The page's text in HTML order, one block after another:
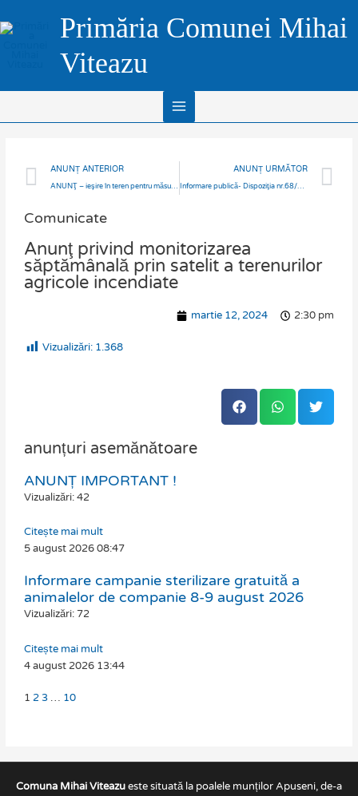
to
Primăria Comunei Mihai
Viteazu
Menu
Prev
ANUNȚ ANTERIOR
ANUNŢ – ieşire în teren pentru măsurători Tarla 15, în data de 18-19.03.2024.
ANUNȚ URMĂTOR
Informare publică- Dispoziţia nr.68/11.03.2024. privind actualizarea delimitării secţiilor de votare din comuna Mihai Viteazu
Comunicate
Anunţ privind monitorizarea
săptămânală prin satelit a terenurilor
agricole incendiate
martie 12, 2024 2:30 pm
Vizualizări: 1.368
anunțuri asemănătoare
ANUNȚ IMPORTANT !
Vizualizări: 42
Citește mai mult
5 august 202608:47
Informare campanie sterilizare gratuită a
animalelor de companie 8-9 august 2026
Vizualizări: 72
Citește mai mult
4 august 2026 13:44
Page
1
Page
2
Page
3 …
Page
10
Comuna Mihai Viteazueste situată la poalele munților Apuseni, de-a